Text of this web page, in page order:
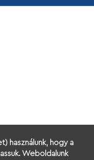
használunk, hogy a
Weboldalunk